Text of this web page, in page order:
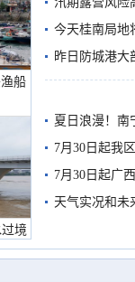
船
过境
今天桂南局地
需继续防范
昨日防城港大
雨
夏日浪漫！南
7月30日起我
7月30日起广
天气实况和未